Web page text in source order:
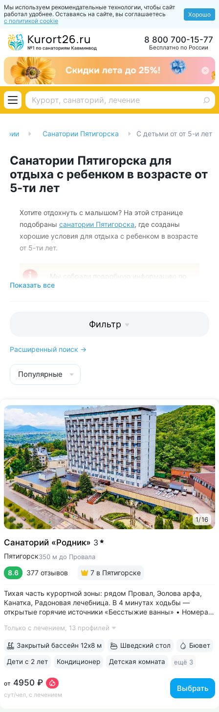
Мы используем рекомендательные технологии, чтобы сайт
работал удобнее. Оставаясь на сайте, вы соглашаетесь
с политикой cookie
Хорошо
Бесплатно по России
8 800 700-15-77
Санатории Пятигорска С детьми от от 5-и лет
Санатории Пятигорска для
отдыха с ребенком в возрасте от
5-ти лет
Хотите отдохнуть с малышом? На этой странице
подобраны санатории Пятигорска, где созданы
хорошие условия для отдыха с ребенком в возрасте
от 5-ти лет.
Мы собрали подробную информацию по
каждой здравнице, чтобы вы могли
Показать все
Фильтр
Расширенный поиск →
Популярные
1/16
Санаторий «Родник» 3
Пятигорск350 м до Провала
8.6 377 отзывов 7 в Пятигорске
Тихая часть курортной зоны: рядом Провал, Эолова арфа,
Канатка, Радоновая лечебница. В 4 минутах ходьбы —
открытые горячие источники «Бесстыжие ванны» • Номера
виден Эльбрус и Кавказский хребет. Есть номера с балконом
Только с лечением, 13 профилей
от 4950 ₽
сут/чел, с лечением
Выбрать
Закрытый бассейн 12х8 м Шведский стол Бювет
Дети с 2 лет Кондиционер Детская комната ещё 3